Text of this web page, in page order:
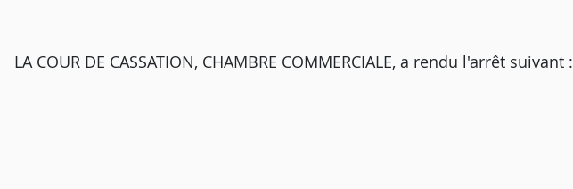
LA COUR DE CASSATION, CHAMBRE COMMERCIALE, a rendu l'arrêt suivant :